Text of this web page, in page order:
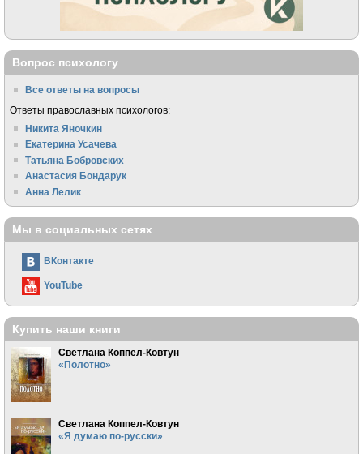
Вопрос психологу
Все ответы на вопросы
Ответы православных психологов:
Никита Яночкин
Екатерина Усачева
Татьяна Бобровских
Анастасия Бондарук
Анна Лелик
Мы в социальных сетях
ВКонтакте
YouTube
Купить наши книги
Светлана Коппел-Ковтун
«Полотно»
Светлана Коппел-Ковтун
«Я думаю по-русски»